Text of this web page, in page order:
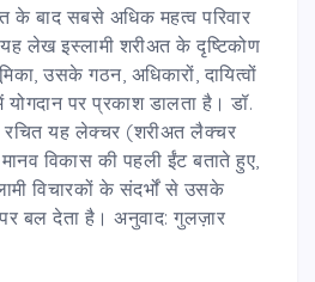
के बाद सबसे अधिक महत्व परिवार
लेख इस्लामी शरीअत के दृष्टिकोण
उसके गठन, अधिकारों, दायित्वों
पर प्रकाश डालता है। डॉ.
रचित यह लेक्चर (शरीअत लैक्चर
विकास की पहली ईंट बताते हुए,
विचारकों के संदर्भों से उसके
बल देता है। अनुवाद: गुलज़ार